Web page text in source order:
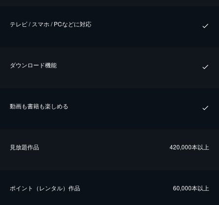
テレビ / スマホ / PCなどに対応
ダウンロード機能
動画も書籍も楽しめる
⾒放題作品 420,000本以上
ポイント（レンタル）作品 60,000本以上